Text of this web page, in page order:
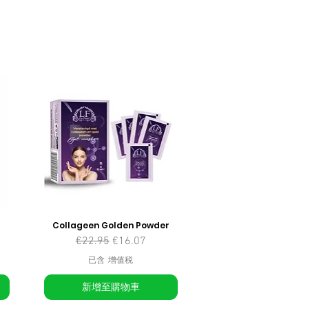
Collageen Golden Powder
一般價格
€22.95 促銷價格
€16.07
已含 增值税
新增至購物車